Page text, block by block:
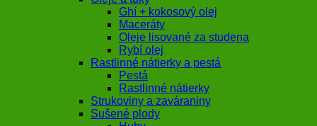
Ghí + kokosový olej
Maceráty
Oleje lisované za studena
Rybí olej
Rastlinné nátierky a pestá
Pestá
Rastlinné nátierky
Strukoviny a zaváraniny
Sušené plody